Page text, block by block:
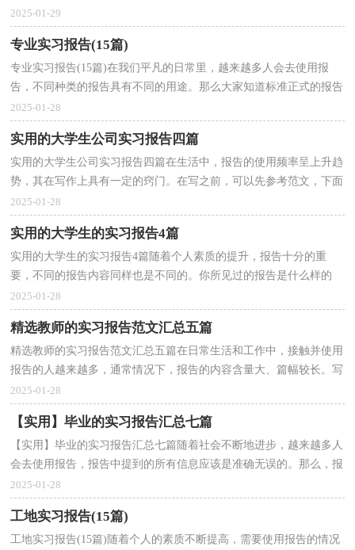
什么样的呢？以下是小编收集整理的去银行实习报告...
2025-01-29
专业实习报告(15篇)
专业实习报告(15篇)在我们平凡的日常里，越来越多人会去使用报
告，不同种类的报告具有不同的用途。那么大家知道标准正式的报告
格式吗？下面是小编收集整理的专业实习报告，欢迎阅读...
2025-01-28
实用的大学生公司实习报告四篇
实用的大学生公司实习报告四篇在生活中，报告的使用频率呈上升趋
势，其在写作上具有一定的窍门。在写之前，可以先参考范文，下面
是小编整理的大学生公司实习报告4篇，仅供参考，希望能...
2025-01-28
实用的大学生的实习报告4篇
实用的大学生的实习报告4篇随着个人素质的提升，报告十分的重
要，不同的报告内容同样也是不同的。你所见过的报告是什么样的
呢？以下是小编精心整理的大学生的实习报告4篇，希望能够...
2025-01-28
精选教师的实习报告范文汇总五篇
精选教师的实习报告范文汇总五篇在日常生活和工作中，接触并使用
报告的人越来越多，通常情况下，报告的内容含量大、篇幅较长。写
起报告来就毫无头绪？以下是小编精心整理的教师的实...
2025-01-28
【实用】毕业的实习报告汇总七篇
【实用】毕业的实习报告汇总七篇随着社会不断地进步，越来越多人
会去使用报告，报告中提到的所有信息应该是准确无误的。那么，报
告到底怎么写才合适呢？下面是小编收集整理的毕业的...
2025-01-28
工地实习报告(15篇)
工地实习报告(15篇)随着个人的素质不断提高，需要使用报告的情况